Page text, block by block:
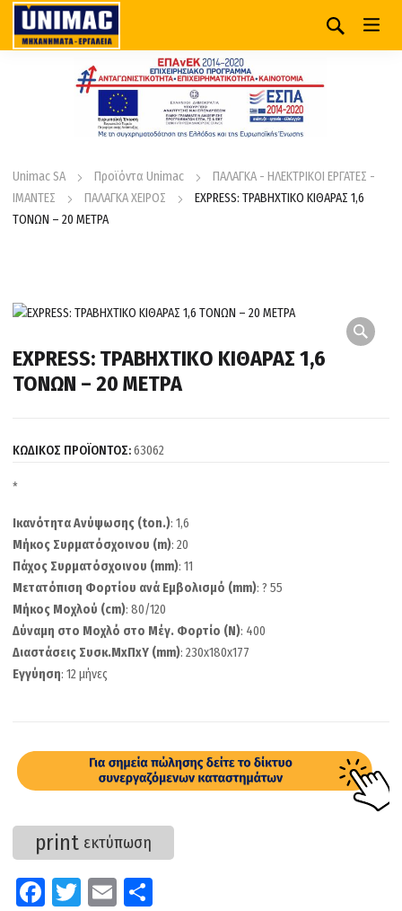
Unimac SA Προϊόντα Unimac
ΠΑΛΑΓΚΑ - ΗΛΕΚΤΡΙΚΟΙ ΕΡΓΑΤΕΣ -
ΙΜΑΝΤΕΣ
ΠΑΛΑΓΚΑ ΧΕΙΡΟΣ
EXPRESS: ΤΡΑΒΗΧΤΙΚΟ ΚΙΘΑΡΑΣ 1,6
ΤΟΝΩΝ – 20 ΜΕΤΡΑ
EXPRESS: ΤΡΑΒΗΧΤΙΚΟ ΚΙΘΑΡΑΣ 1,6
ΤΟΝΩΝ – 20 ΜΕΤΡΑ
ΚΩΔΙΚΟΣ ΠΡΟΪΟΝΤΟΣ:63062
*
Ικανότητα Ανύψωσης (ton.): 1,6
Μήκος Συρματόσχοινου (m): 20
Πάχος Συρματόσχοινου (mm): 11
Μετατόπιση Φορτίου ανά Εμβολισμό (mm): ? 55
Μήκος Μοχλού (cm): 80/120
Δύναμη στο Μοχλό στο Μέγ. Φορτίο (N): 400
Διαστάσεις Συσκ.ΜxΠxΥ (mm): 230x180x177
Εγγύηση: 12 μήνες
print εκτύπωση
Fa
T
E